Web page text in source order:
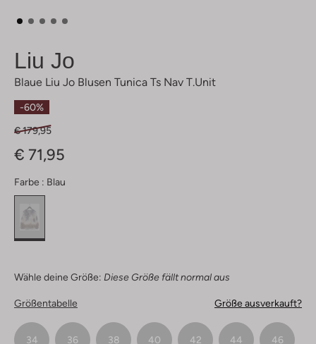
Liu Jo
Blaue Liu Jo Blusen Tunica Ts Nav T.unit
-60%
€ 179,95
€ 71,95
Farbe : Blau
Wähle deine Größe: Diese Größe fällt normal aus
Größentabelle Größe ausverkauft?
34 36 38 40 42 44 46